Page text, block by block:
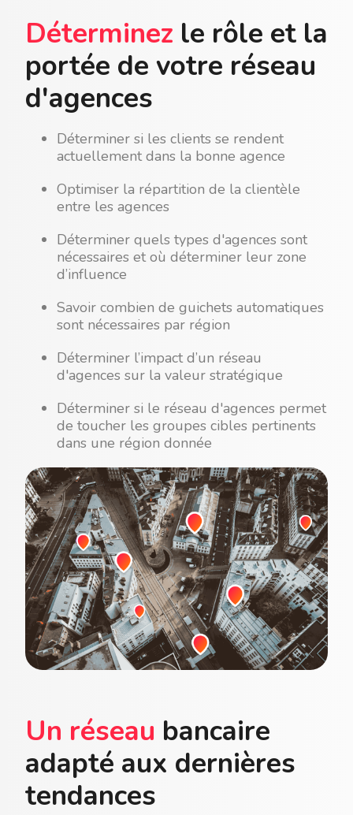
Déterminez le rôle et la
portée de votre réseau
d'agences
Déterminer si les clients se rendent
actuellement dans la bonne agence
Optimiser la répartition de la clientèle
entre les agences
Déterminer quels types d'agences sont
nécessaires et où déterminer leur zone
d’influence
Savoir combien de guichets automatiques
sont nécessaires par région
Déterminer l’impact d’un réseau
d'agences sur la valeur stratégique
Déterminer si le réseau d'agences permet
de toucher les groupes cibles pertinents
dans une région donnée
Un réseau bancaire
adapté aux dernières
tendances